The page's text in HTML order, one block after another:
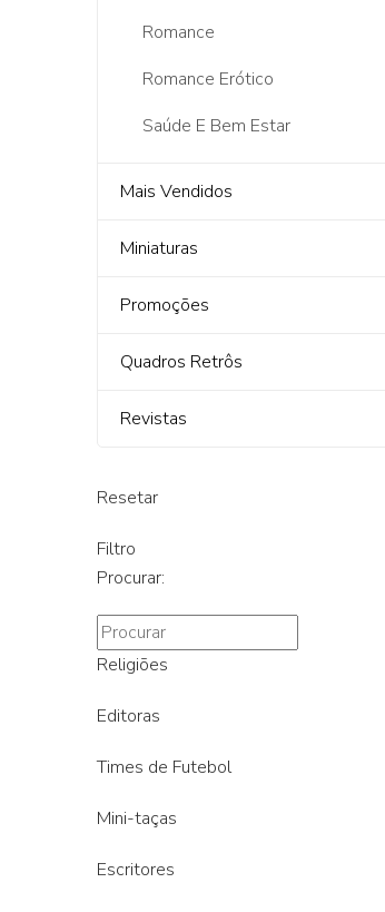
Romance
Romance Erótico
Saúde E Bem Estar
Mais Vendidos
Miniaturas
Promoções
Quadros Retrôs
Revistas
Resetar
Filtro
Procurar:
Religiões
Editoras
Times de Futebol
Mini-taças
Escritores